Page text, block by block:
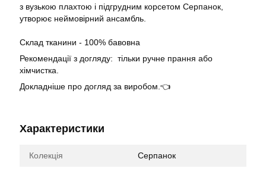
з вузькою плахтою і підгрудним корсетом Серпанок
утворює неймовірний ансамбль.
Склад тканини - 100% бавовна
Рекомендації з догляду: тільки ручне прання або
хімчистка.
Докладніше про догляд за виробом.👈
Характеристики
Колекція Серпанок